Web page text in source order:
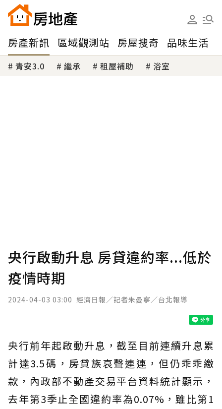
房產新訊 區域觀測站 房屋搜奇 品味生活
青安3.0 繼承 租屋補助 浴室
央行啟動升息 房貸違約率...低於
疫情時期
2024-04-03 03:00 經濟日報／記者朱曼寧／台北報導
央行前年起啟動升息，截至目前連續升息累
計達3.5碼，房貸族哀聲連連，但仍乖乖繳
款，內政部不動產交易平台資料統計顯示，
去年第3季止全國違約率為0.07%，雖比第1